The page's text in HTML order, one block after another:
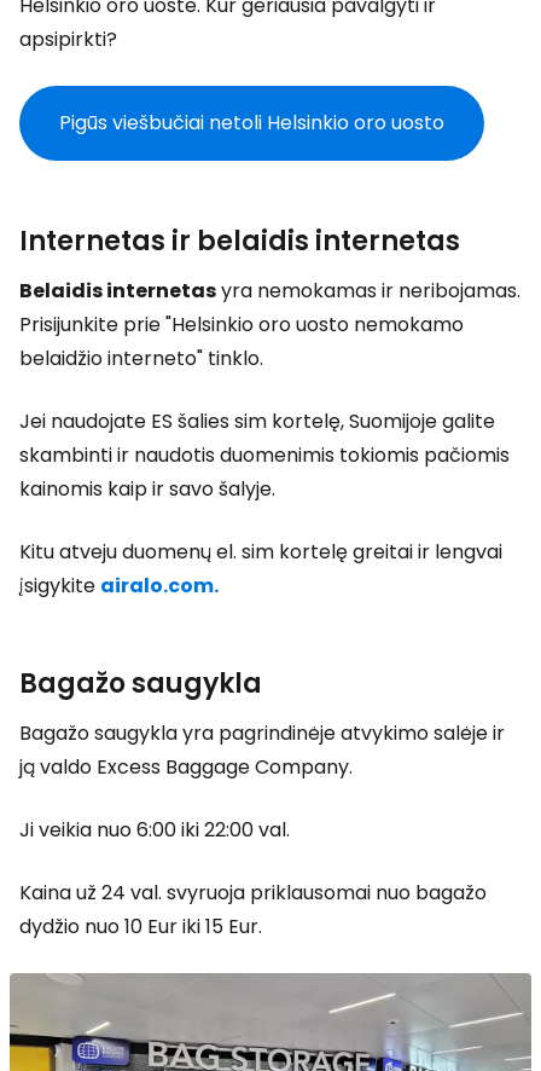
apsipirkti?
Pigūs viešbučiai netoli Helsinkio oro uosto
Internetas ir belaidis internetas
Belaidis internetasyra nemokamas ir neribojamas.
Prisijunkite prie "Helsinkio oro uosto nemokamo
belaidžio interneto" tinklo.
Jei naudojate ES šalies sim kortelę, Suomijoje galite
skambinti ir naudotis duomenimis tokiomis pačiomis
kainomis kaip ir savo šalyje.
Kitu atveju duomenų el. sim kortelę greitai ir lengvai
įsigykite airalo.com.
Bagažo saugykla
Bagažo saugykla yra pagrindinėje atvykimo salėje ir
ją valdo Excess Baggage Company.
Ji veikia nuo 6:00 iki 22:00 val.
Kaina už 24 val. svyruoja priklausomai nuo bagažo
dydžio nuo 10 Eur iki 15 Eur.